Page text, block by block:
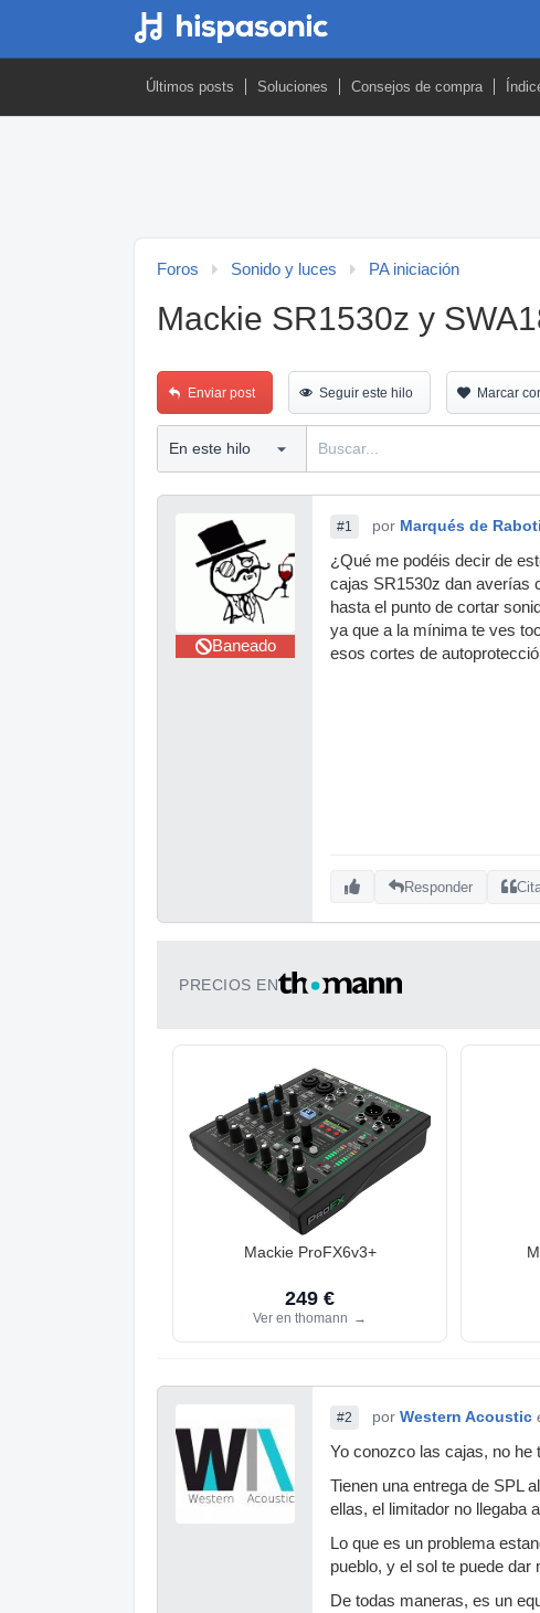
Últimos posts Soluciones Consejos de compra
Foros Sonido y luces PA iniciación
Mackie SR1530z y
Enviar post Seguir este hilo Marcar
Baneado
#1 por Marqués de
¿Qué me podéis decir de
cajas SR1530z dan averías
hasta el punto de cortar
ya que a la mínima te ves
esos cortes de
Responder
PRECIOS EN
Mackie ProFX6v3+
249 €
Ver en thomann →
#2 por Western Acoustic
Yo conozco las cajas, no he
Tienen una entrega de SPL
ellas, el limitador no llegaba
Lo que es un problema
pueblo, y el sol te puede
De todas maneras, es un